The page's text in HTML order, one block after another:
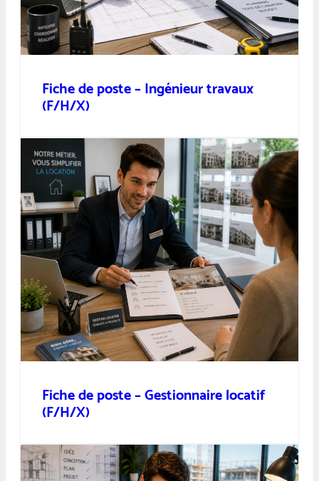
Fiche de poste – Ingénieur travaux
(F/H/X)
Fiche de poste – Gestionnaire locatif
(F/H/X)